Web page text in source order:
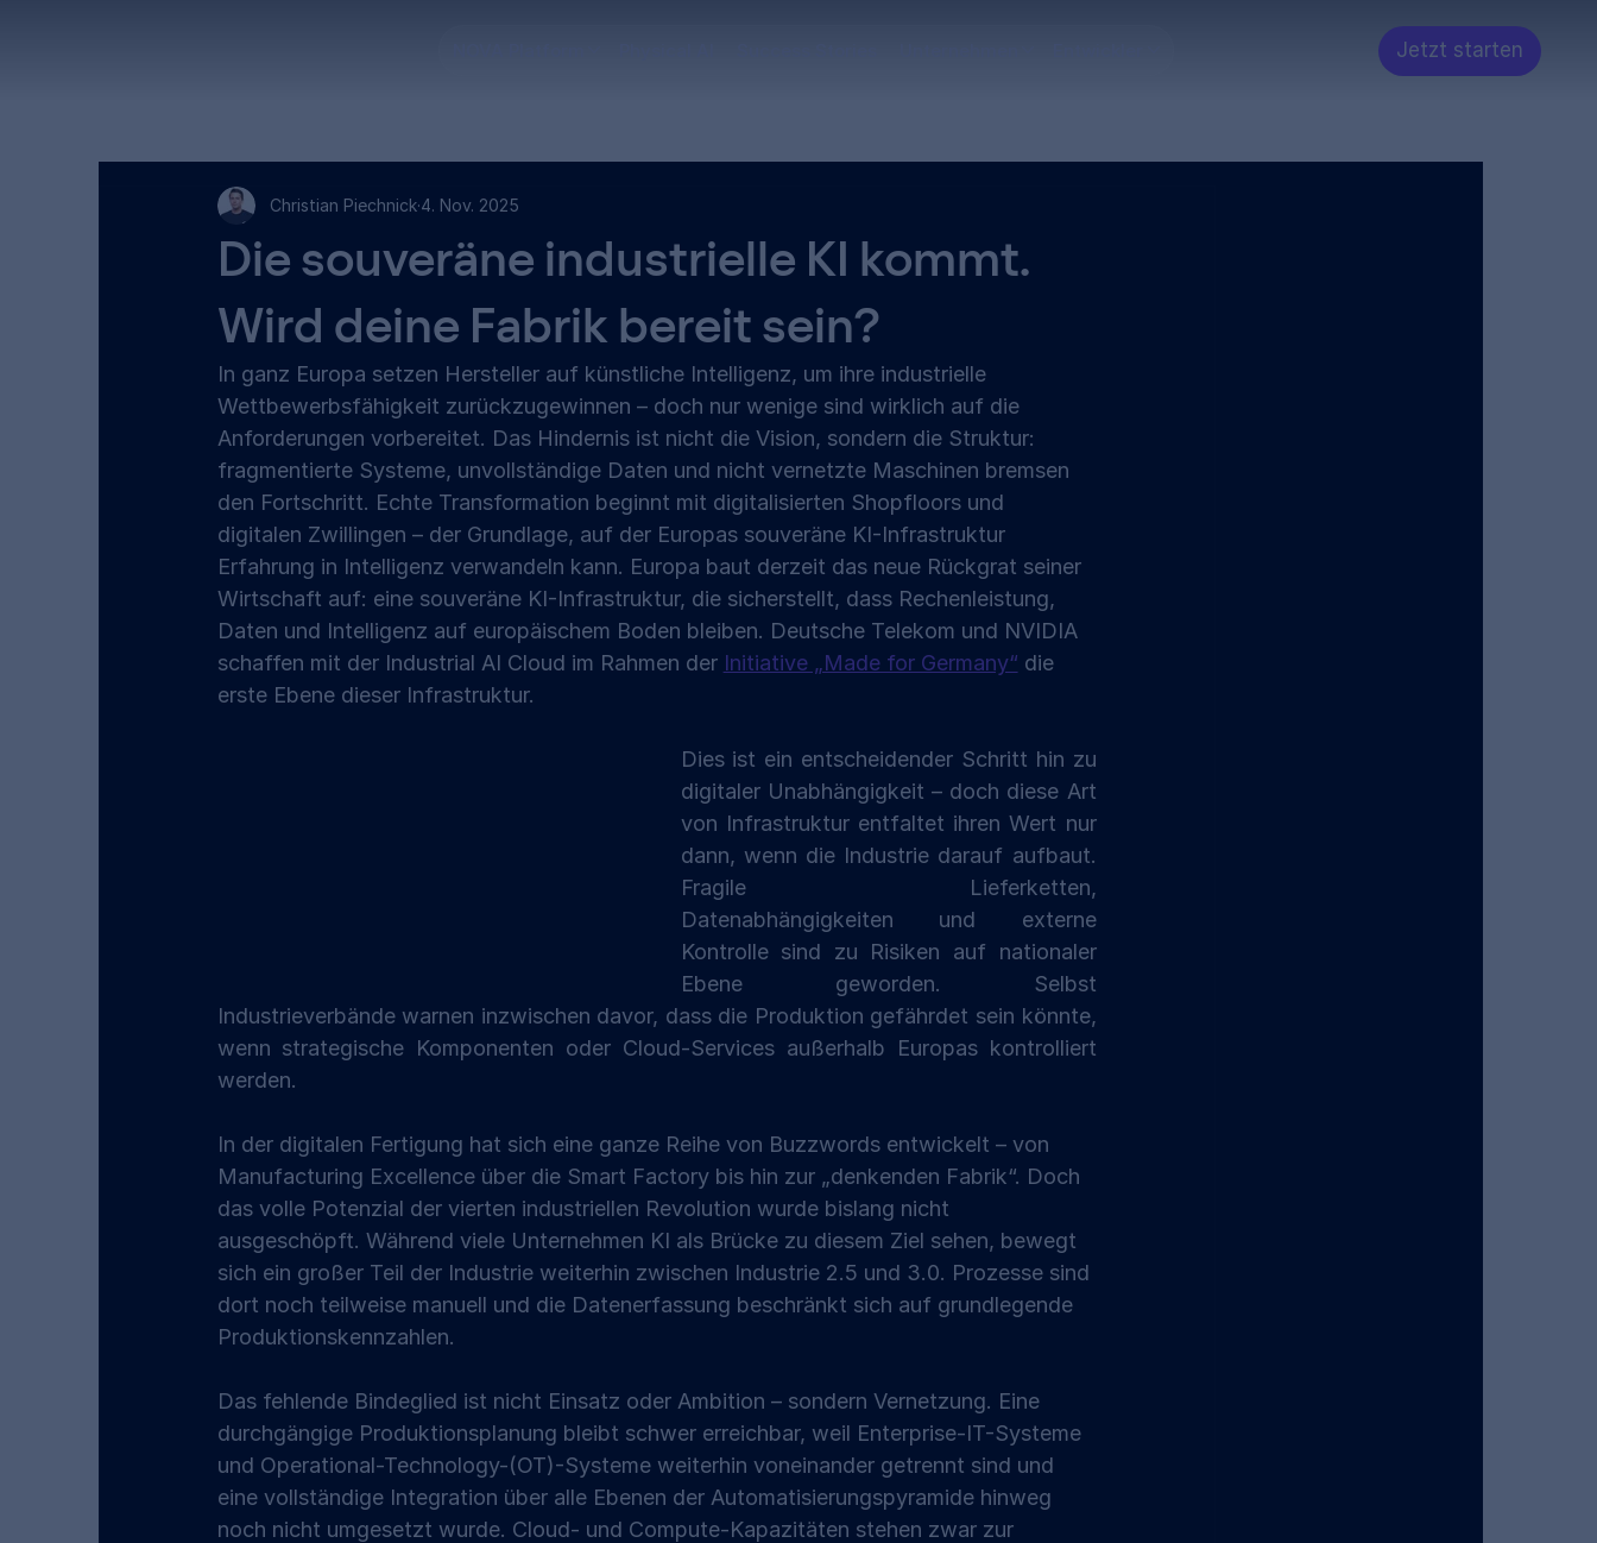
Jetzt starten
Die souveräne industrielle KI kommt.
Wird deine Fabrik bereit sein?
Christian Piechnick 4. Nov. 2025
In ganz Europa setzen Hersteller auf künstliche Intelligenz, um ihre industrielle
Wettbewerbsfähigkeit zurückzugewinnen – doch nur wenige sind wirklich auf die
Anforderungen vorbereitet. Das Hindernis ist nicht die Vision, sondern die Struktur:
fragmentierte Systeme, unvollständige Daten und nicht vernetzte Maschinen bremsen
den Fortschritt. Echte Transformation beginnt mit digitalisierten Shopfloors und
digitalen Zwillingen – der Grundlage, auf der Europas souveräne KI-Infrastruktur
Erfahrung in Intelligenz verwandeln kann. Europa baut derzeit das neue Rückgrat seiner
Wirtschaft auf: eine souveräne KI-Infrastruktur, die sicherstellt, dass Rechenleistung,
Daten und Intelligenz auf europäischem Boden bleiben. Deutsche Telekom und NVIDIA
schaffen mit der Industrial AI Cloud im Rahmen der Initiative „Made for Germany“ die
erste Ebene dieser Infrastruktur.
Dies ist ein entscheidender Schritt hin zu
digitaler Unabhängigkeit – doch diese Art
von Infrastruktur entfaltet ihren Wert nur
dann, wenn die Industrie darauf aufbaut.
Fragile Lieferketten,
Datenabhängigkeiten und externe
Kontrolle sind zu Risiken auf nationaler
Ebene geworden. Selbst
Industrieverbände warnen inzwischen davor, dass die Produktion gefährdet sein könnte,
wenn strategische Komponenten oder Cloud-Services außerhalb Europas kontrolliert
werden.
In der digitalen Fertigung hat sich eine ganze Reihe von Buzzwords entwickelt – von
Manufacturing Excellence über die Smart Factory bis hin zur „denkenden Fabrik“. Doch
das volle Potenzial der vierten industriellen Revolution wurde bislang nicht
ausgeschöpft. Während viele Unternehmen KI als Brücke zu diesem Ziel sehen, bewegt
sich ein großer Teil der Industrie weiterhin zwischen Industrie 2.5 und 3.0. Prozesse sind
dort noch teilweise manuell und die Datenerfassung beschränkt sich auf grundlegende
Produktionskennzahlen.
Das fehlende Bindeglied ist nicht Einsatz oder Ambition – sondern Vernetzung. Eine
durchgängige Produktionsplanung bleibt schwer erreichbar, weil Enterprise-IT-Systeme
und Operational-Technology-(OT)-Systeme weiterhin voneinander getrennt sind und
eine vollständige Integration über alle Ebenen der Automatisierungspyramide hinweg
noch nicht umgesetzt wurde. Cloud- und Compute-Kapazitäten stehen zwar zur